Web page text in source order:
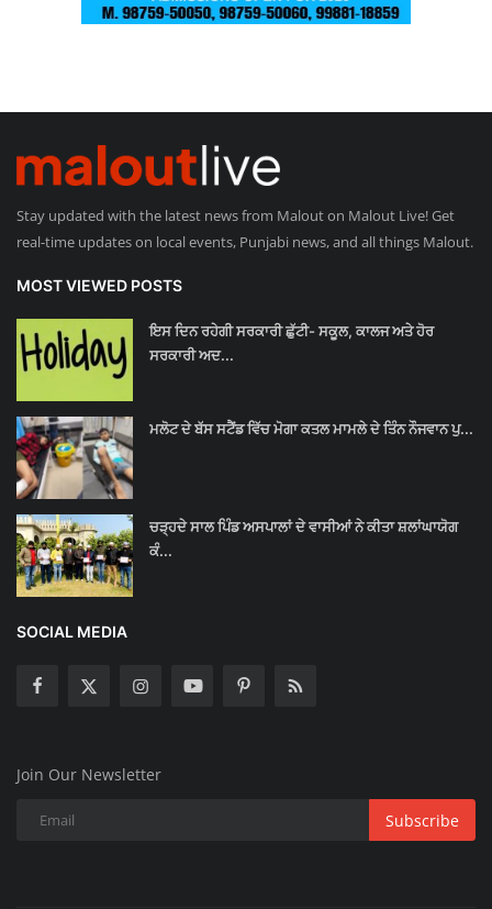
Stay updated with the latest news from Malout on Malout Live! Get
real-time updates on local events, Punjabi news, and all things Malout.
MOST VIEWED POSTS
ਇਸ ਦਿਨ ਰਹੇਗੀ ਸਰਕਾਰੀ ਛੁੱਟੀ- ਸਕੂਲ, ਕਾਲਜ ਅਤੇ ਹੋਰ
ਸਰਕਾਰੀ ਅਦ...
ਮਲੋਟ ਦੇ ਬੱਸ ਸਟੈਂਡ ਵਿੱਚ ਮੋਗਾ ਕਤਲ ਮਾਮਲੇ ਦੇ ਤਿੰਨ ਨੌਜਵਾਨ ਪੁ...
ਚੜ੍ਹਦੇ ਸਾਲ ਪਿੰਡ ਅਸਪਾਲਾਂ ਦੇ ਵਾਸੀਆਂ ਨੇ ਕੀਤਾ ਸ਼ਲਾਂਘਾਯੋਗ
ਕੰ...
SOCIAL MEDIA
Join Our Newsletter
Subscribe